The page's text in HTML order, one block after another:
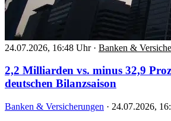
24.07.2026, 16:48 Uhr · Banken &
2,2 Milliarden vs. minus 32,9
deutschen Bilanzsaison
Banken & Versicherungen · 24.07.2026,